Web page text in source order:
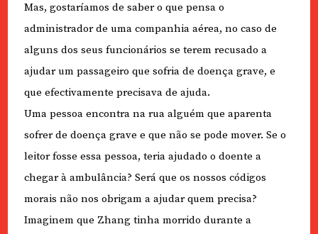
Mas, gostaríamos de saber o que pensa o
administrador de uma companhia aérea, no caso de
alguns dos seus funcionários se terem recusado a
ajudar um passageiro que sofria de doença grave, e
que efectivamente precisava de ajuda.
Uma pessoa encontra na rua alguém que aparenta
sofrer de doença grave e que não se pode mover. Se o
leitor fosse essa pessoa, teria ajudado o doente a
chegar à ambulância? Será que os nossos códigos
morais não nos obrigam a ajudar quem precisa?
Imaginem que Zhang tinha morrido durante a